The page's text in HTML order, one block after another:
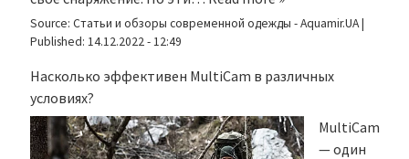
Source: Статьи и обзоры современной одежды - Aquamir.UA|
Published: 14.12.2022 - 12:49
Насколько эффективен MultiCam в различных
условиях?
MultiCam
— один